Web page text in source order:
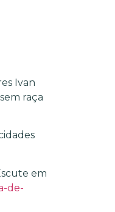
Ivan
raça
em
de-